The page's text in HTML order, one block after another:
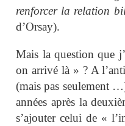
renforcer la relation
d’Orsay).
Mais la question que
on arrivé là » ? A
(mais pas seulement
années après la
s’ajouter celui de «